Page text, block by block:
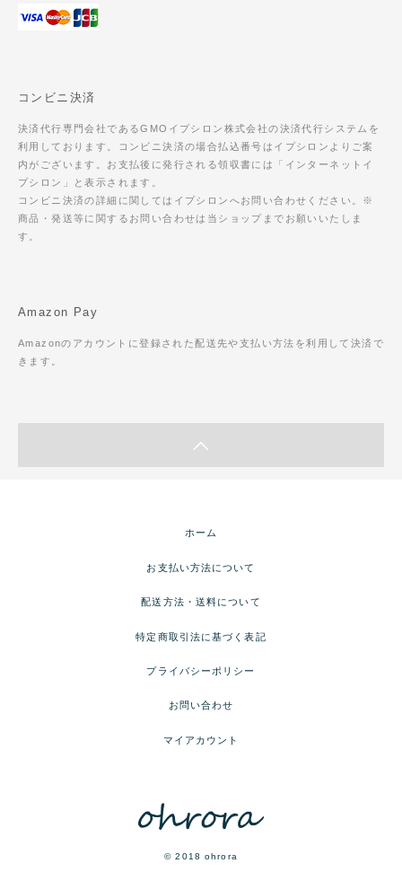
コンビニ決済
決済代行専門会社であるGMOイプシロン株式会社の決済代行システムを
利用しております。コンビニ決済の場合払込番号はイプシロンよりご案
内がございます。お支払後に発行される領収書には「インターネットイ
プシロン」と表示されます。
コンビニ決済の詳細に関してはイプシロンへお問い合わせください。※
商品・発送等に関するお問い合わせは当ショップまでお願いいたしま
す。
Amazon Pay
Amazonのアカウントに登録された配送先や支払い方法を利用して決済で
きます。
ホーム
お支払い方法について
配送方法・送料について
特定商取引法に基づく表記
プライバシーポリシー
お問い合わせ
マイアカウント
© 2018 ohrora